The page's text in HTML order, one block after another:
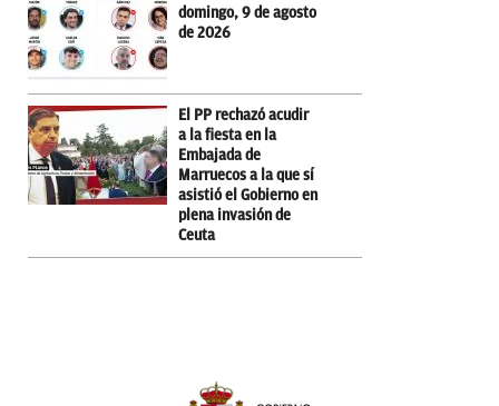
domingo, 9 de agosto
de 2026
El PP rechazó acudir
a la fiesta en la
Embajada de
Marruecos a la que sí
asistió el Gobierno en
plena invasión de
Ceuta